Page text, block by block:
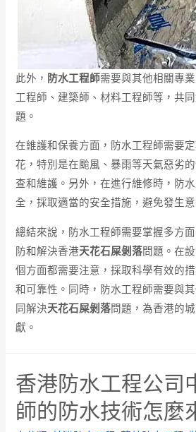
此外， 防水工程師需要與其他相關專
工程師、建築師、材料工程師等，共
題。
在維護和保養方面，防水工程師需要
花，特別是在颱風、暴雨等天氣惡劣
查和維護。另外，在進行維修時，防
全，採取適當的安全措施，避免發生意
總結來說，防水工程師需要掌握多方
防和解決香港天花石屎剝落問題。在
個方面都需要注意，採取科學有效的
和可靠性。同時，防水工程師需要與
同解決天花石屎剝落問題，為香港的
獻。
香港防水工程公司
師的防水技術怎麼